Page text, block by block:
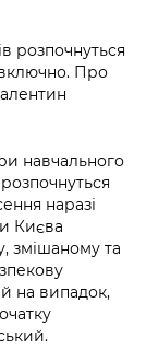
розпочнуться
Про
навчального
наразі
Києва
змішаному та
на випадок,